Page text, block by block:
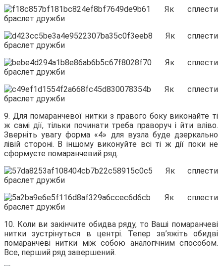
9. Для помаранчевої нитки з правого боку виконайте ті
ж самі дії, тільки починати треба праворуч і йти вліво.
Зверніть увагу форма «4» для вузла буде дзеркально
лівій стороні. В іншому виконуйте всі ті ж дії поки не
сформуєте помаранчевий ряд.
10. Коли ви закінчите обидва ряду, то Ваші помаранчеві
нитки зустрінуться в центрі. Тепер зв’яжіть обидві
помаранчеві нитки між собою аналогічним способом.
Все, перший ряд завершений.